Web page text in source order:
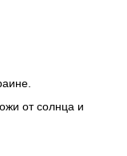
от солнца и